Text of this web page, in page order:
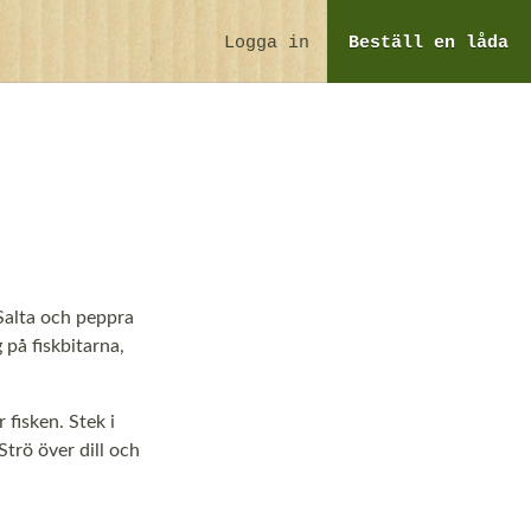
Beställen låda
Logga in
och peppra
på fiskbitarna,
fisken. Stek i
över dill och